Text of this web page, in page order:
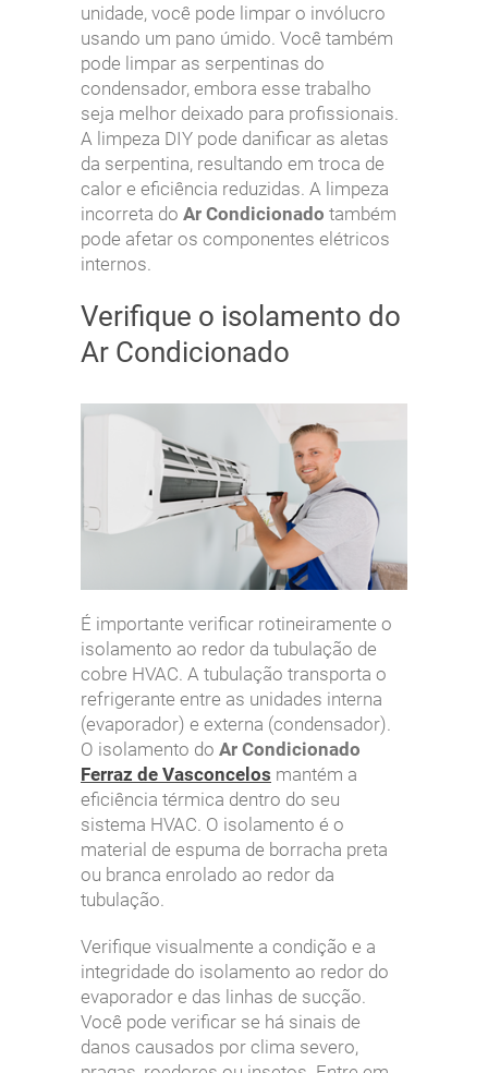
unidade, você pode limpar o invólucro
usando um pano úmido. Você também
pode limpar as serpentinas do
condensador, embora esse trabalho
seja melhor deixado para profissionais.
A limpeza DIY pode danificar as aletas
da serpentina, resultando em troca de
calor e eficiência reduzidas. A limpeza
incorreta do Ar Condicionado também
pode afetar os componentes elétricos
internos.
Verifique o isolamento do
Ar Condicionado
É importante verificar rotineiramente o
isolamento ao redor da tubulação de
cobre HVAC. A tubulação transporta o
refrigerante entre as unidades interna
(evaporador) e externa (condensador).
O isolamento do Ar Condicionado
Ferraz de Vasconcelos mantém a
eficiência térmica dentro do seu
sistema HVAC. O isolamento é o
material de espuma de borracha preta
ou branca enrolado ao redor da
tubulação.
Verifique visualmente a condição e a
integridade do isolamento ao redor do
evaporador e das linhas de sucção.
Você pode verificar se há sinais de
danos causados ​​por clima severo,